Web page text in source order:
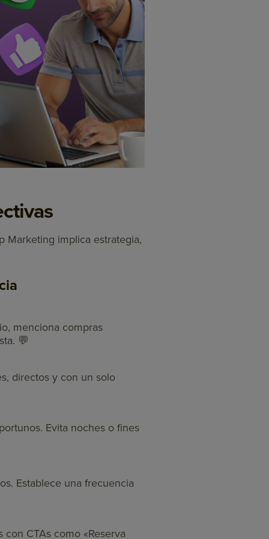
Marketing implica estrategia,
menciona compras
💬
directos y con un solo
Evita noches o fines
Establece una frecuencia
CTAs como «Reserva